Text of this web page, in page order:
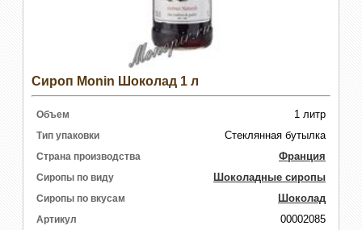
Сироп Monin Шоколад 1 л
Объем 1 литр
Тип упаковки Стеклянная бутылка
Страна производства Франция
Сиропы по виду Шоколадные сиропы
Сиропы по вкусам Шоколад
Артикул 00002085